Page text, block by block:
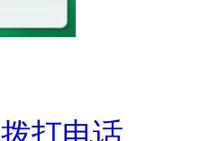
拨打电话